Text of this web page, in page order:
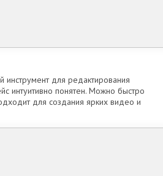
инструмент для редактирования
интуитивно понятен. Можно быстро
для создания ярких видео и